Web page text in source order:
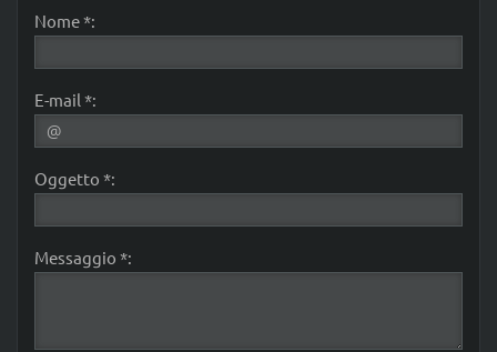
Nome *:
E-mail *:
Oggetto *:
Messaggio *: